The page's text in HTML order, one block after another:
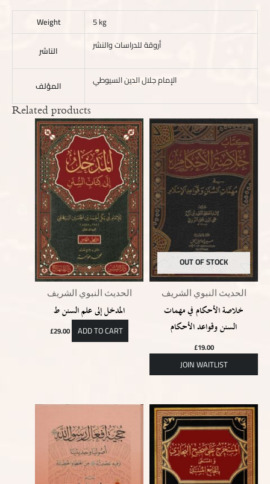
Weight
5 kg
الناشر
أروقة للدراسات والنشر
المؤلف الإمام جلال الدين السيوطي
Related products
الحديث النبوي الشريف
المدخل إلى علم السنن ط
£29.00 ADD TO CART
OUT OF STOCK
الحديث النبوي الشريف
خلاصة الأحكام في مهمات
السنن وقواعد الأحكام
£19.00